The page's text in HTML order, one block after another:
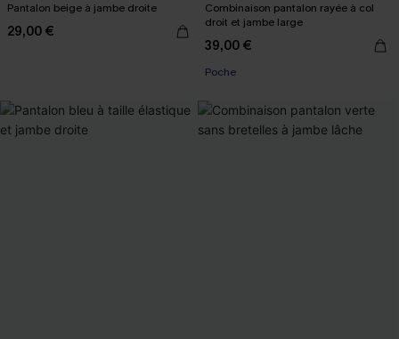
Pantalon beige à jambe droite
29,00 €
Combinaison pantalon rayée à col
droit et jambe large
39,00 €
Poche